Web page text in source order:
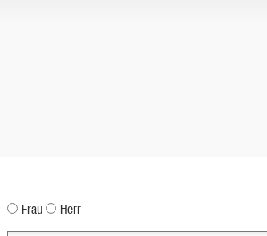
Frau Herr